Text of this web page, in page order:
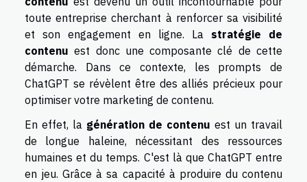
toute entreprise cherchant à renforcer sa visibilité
et son engagement en ligne. La stratégie de
contenu est donc une composante clé de cette
démarche. Dans ce contexte, les prompts de
ChatGPT se révèlent être des alliés précieux pour
optimiser votre marketing de contenu.
En effet, la génération de contenu est un travail
de longue haleine, nécessitant des ressources
humaines et du temps. C'est là que ChatGPT entre
en jeu. Grâce à sa capacité à produire du contenu